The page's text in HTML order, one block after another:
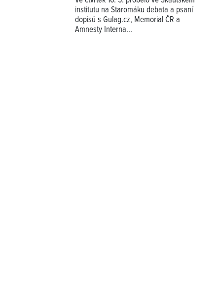
institutu na Staromáku debata a psaní
dopisů s Gulag.cz, Memorial ČR a
Amnesty Interna...